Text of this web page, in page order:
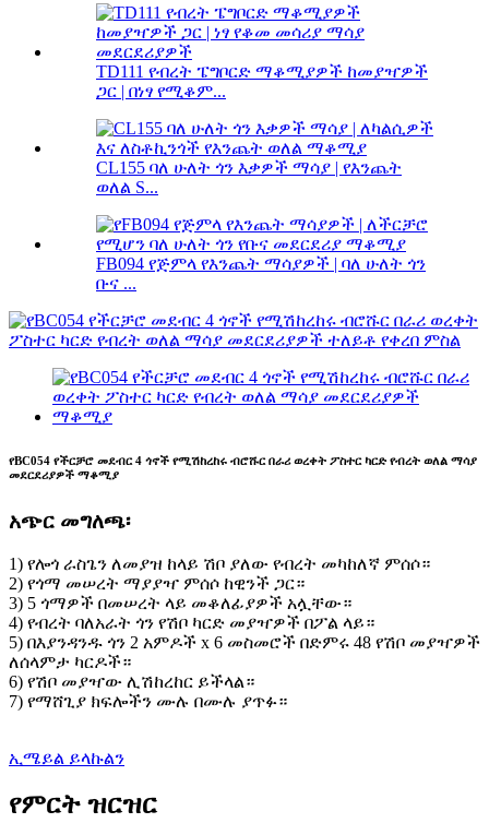
TD111 የብረት ፔግቦርድ ማቆሚያዎች ከመያዣዎች
ጋር | በነፃ የሚቆም...
CL155 ባለ ሁለት ጎን እቃዎች ማሳያ | የእንጨት
ወለል S...
FB094 የጅምላ የእንጨት ማሳያዎች | ባለ ሁለት ጎን
ቡና ...
የBC054 የችርቻሮ መደብር 4 ጎኖች የሚሽከረከሩ ብሮሹር በራሪ ወረቀት ፖስተር ካርድ የብረት ወለል ማሳያ
መደርደሪያዎች ማቆሚያ
አጭር መግለጫ፡
1) የሎጎ ራስጌን ለመያዝ ከላይ ሽቦ ያለው የብረት መካከለኛ ምሰሶ።
2) የጎማ መሠረት ማያያዣ ምሰሶ ከዊንች ጋር።
3) 5 ጎማዎች በመሠረት ላይ መቆለፊያዎች አሏቸው።
4) የብረት ባለአራት ጎን የሽቦ ካርድ መያዣዎች በፖል ላይ።
5) በእያንዳንዱ ጎን 2 አምዶች x 6 መስመሮች በድምሩ 48 የሽቦ መያዣዎች
ለሰላምታ ካርዶች።
6) የሽቦ መያዣው ሊሽከረከር ይችላል።
7) የማሸጊያ ክፍሎችን ሙሉ በሙሉ ያጥፉ።
ኢሜይል ይላኩልን
የምርት ዝርዝር